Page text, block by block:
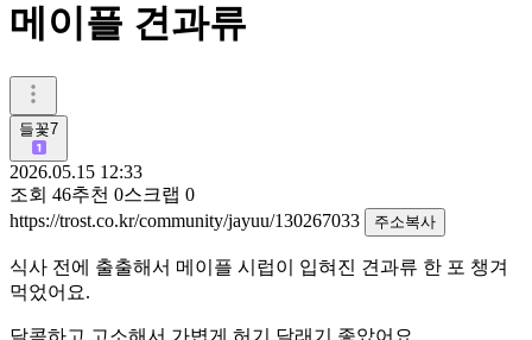
메이플 견과류
들꽃7
2026.05.15 12:33
조회 46추천 0스크랩 0
https://trost.co.kr/community/jayuu/130267033
주소복사
식사 전에 출출해서 메이플 시럽이 입혀진 견과류 한 포 챙겨
먹었어요.
달콤하고 고소해서 가볍게 허기 달래기 좋았어요.